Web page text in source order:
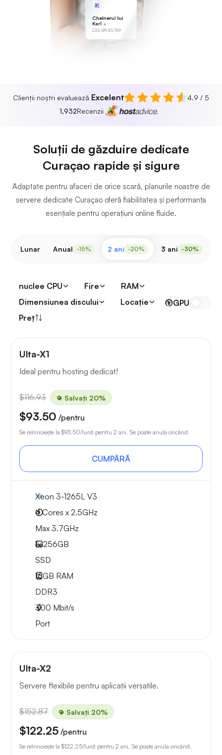
Chelnerul lui
Karl
255.189.85.19
Clienții noștri evaluează Excelent
4.9 / 5
1,932Recenzii
Soluții de găzduire dedicate
Curaçao rapide și sigure
Adaptate pentru afaceri de orice scară, planurile noastre de
servere dedicate Curaçao oferă fiabilitatea și performanța
esențiale pentru operațiuni online fluide.
Lunar Anual -15% 2 ani -20% 3 ani -30%
nuclee CPU Fire
RAM
Dimensiunea discului
Locaţie
Preț
GPU
Ulta-X1
Ideal pentru hosting dedicat!
$116.93 Salvați 20%
$93.50 /pentru
Se reînnoiește la $93.50/lună pentru 2 ani. Se poate anula oricând.
CUMPĂRĂ
Xeon 3-1265L V3
4 Cores x 2.5GHz
Max 3.7GHz
1x256GB
SSD
16GB RAM
DDR3
300 Mbit/s
Port
Ulta-X2
Servere flexibile pentru aplicații versatile.
$152.87 Salvați 20%
$122.25 /pentru
Se reînnoiește la $122.25/lună pentru 2 ani. Se poate anula oricând.